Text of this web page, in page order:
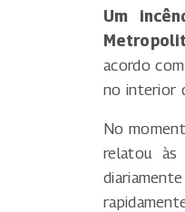
Um
acordo
no interior
No
relatou